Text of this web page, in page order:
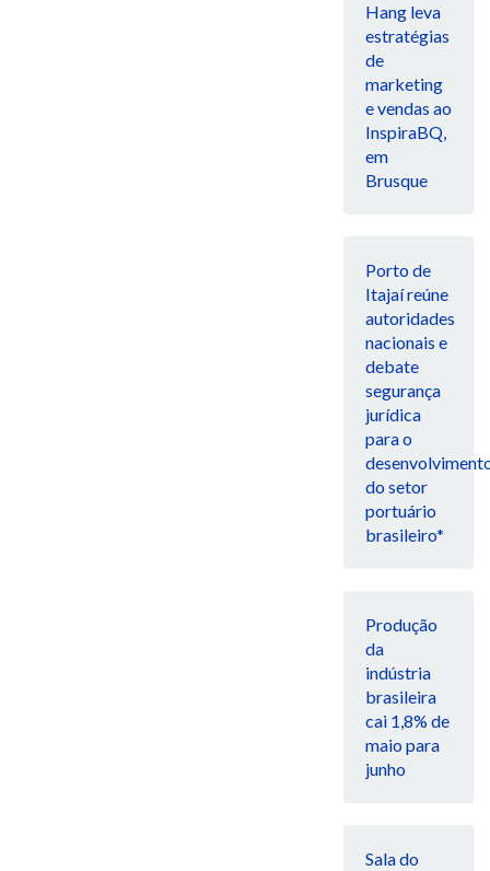
Hang leva
estratégias
de
marketing
e vendas ao
InspiraBQ,
em
Brusque
Porto de
Itajaí reúne
autoridades
nacionais e
debate
segurança
jurídica
para o
do setor
portuário
brasileiro*
Produção
da
indústria
brasileira
cai 1,8% de
maio para
junho
Sala do